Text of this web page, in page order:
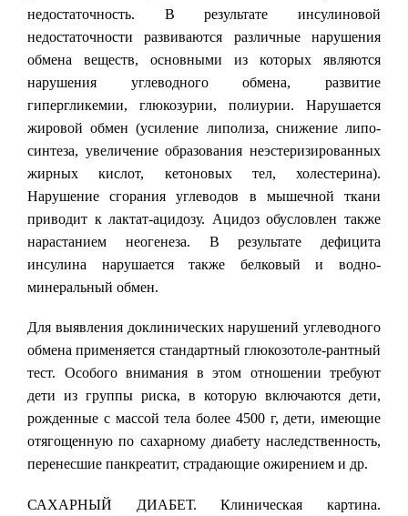
недостаточность. В результате инсулиновой
недостаточности развиваются различные нарушения
обмена веществ, основными из которых являются
нарушения углеводного обмена, развитие
гипергликемии, глюкозурии, полиурии. Нарушается
жировой обмен (усиление липолиза, снижение липо-
синтеза, увеличение образования неэстеризированных
жирных кислот, кетоновых тел, холестерина).
Нарушение сгорания углеводов в мышечной ткани
приводит к лактат-ацидозу. Ацидоз обусловлен также
нарастанием неогенеза. В результате дефицита
инсулина нарушается также белковый и водно-
минеральный обмен.
Для выявления доклинических нарушений углеводного
обмена применяется стандартный глюкозотоле-рантный
тест. Особого внимания в этом отношении требуют
дети из группы риска, в которую включаются дети,
рожденные с массой тела более 4500 г, дети, имеющие
отягощенную по сахарному диабету наследственность,
перенесшие панкреатит, страдающие ожирением и др.
САХАРНЫЙ ДИАБЕТ. Клиническая картина.